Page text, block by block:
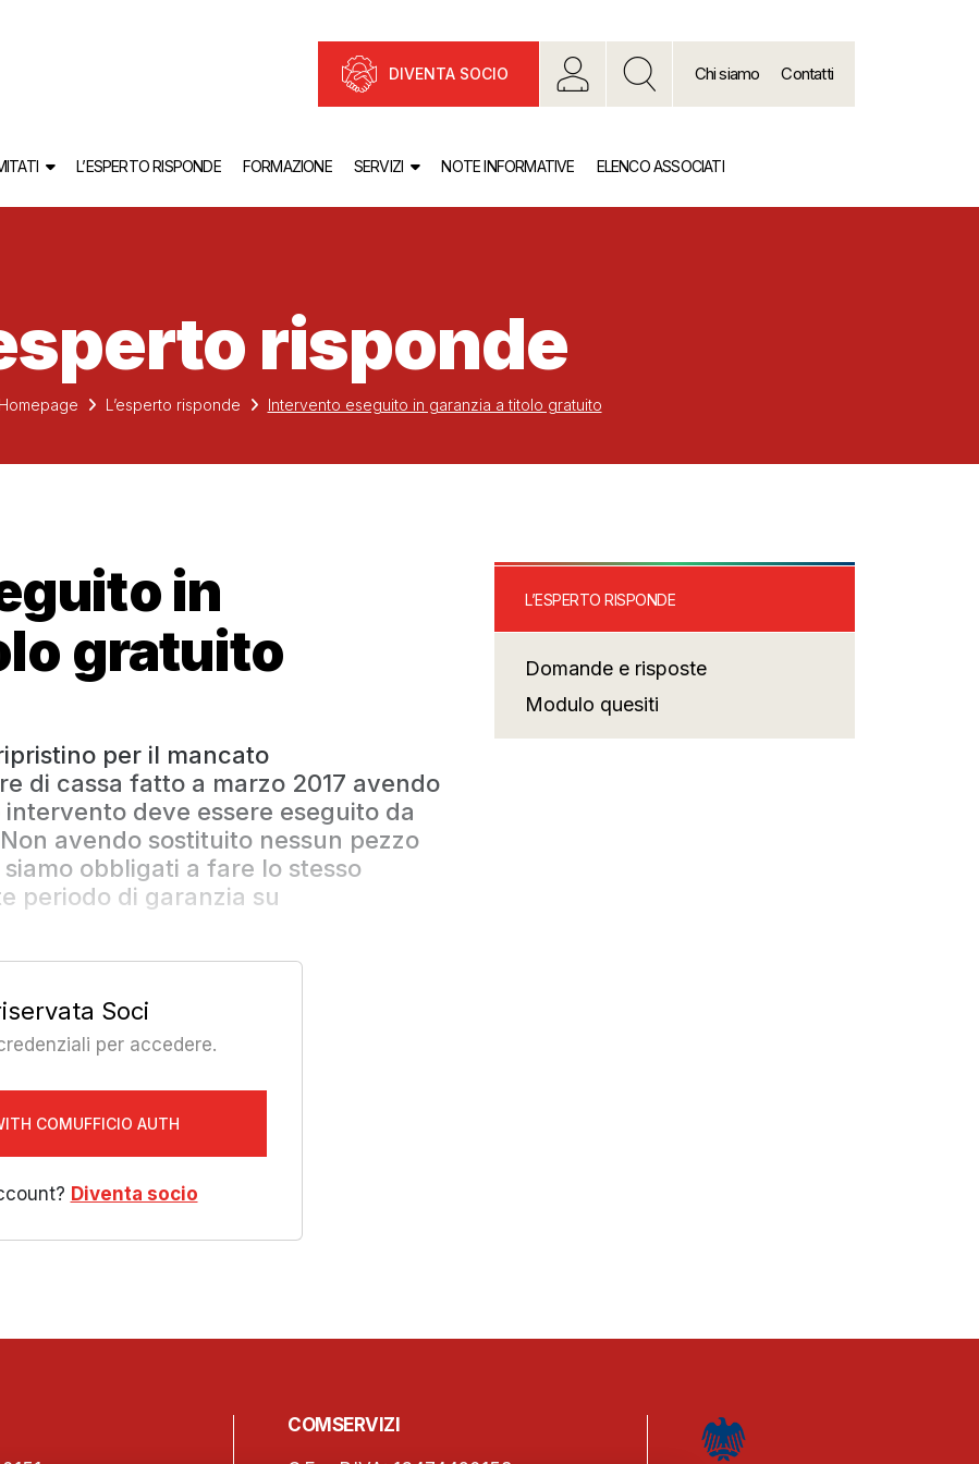
DIVENTA SOCIO Chi siamo Contatti
L’ESPERTO RISPONDE FORMAZIONE SERVIZI NOTE INFORMATIVE ELENCO ASSOCIATI
risponde
Homepage L’esperto risponde Intervento eseguito in garanzia a titolo gratuito
in
gratuito
per il mancato
di cassa fatto a marzo 2017 avendo
deve essere eseguito da
avendo sostituito nessun pezzo
obbligati a fare lo stesso
periodo di garanzia su
Soci
per accedere.
COMUFFICIO AUTH
Diventa socio
L’ESPERTO RISPONDE
Domande e risposte
Modulo quesiti
COMSERVIZI